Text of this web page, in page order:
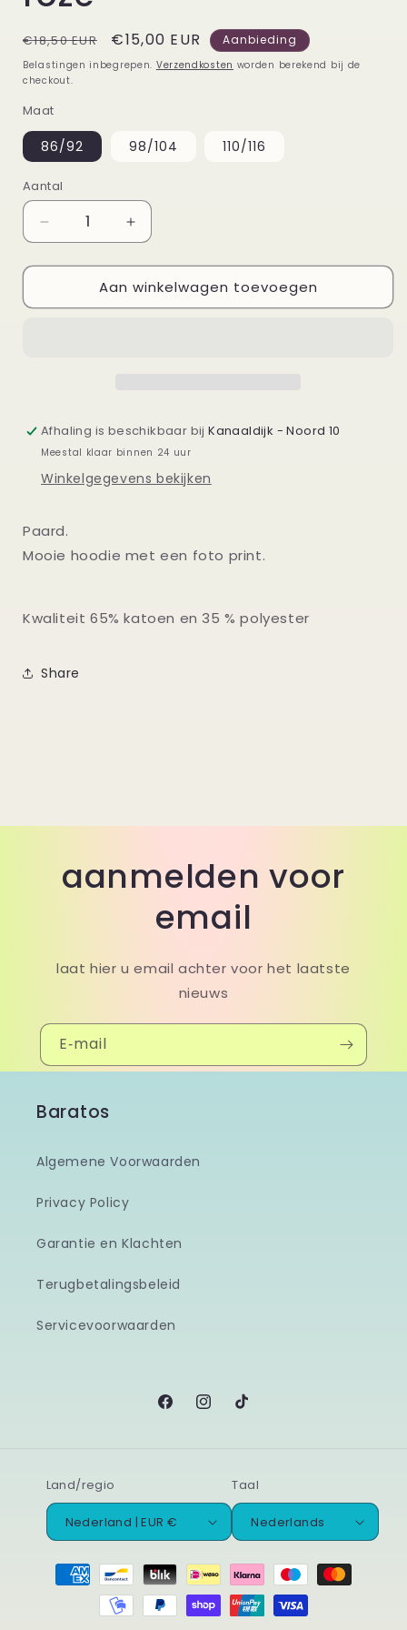
Normale
prijs
€18,50 EUR Aanbiedingsprijs
€15,00 EUR Aanbieding
Belastingen inbegrepen. Verzendkosten worden berekend bij de
checkout.
Maat
86/92 98/104 110/116
Aantal
Aantal
verlagen
voor
3
Aantal
verhogen
voor
Hoodie
3
Aan winkelwagen toevoegen
Afhaling is beschikbaar bijKanaaldijk - Noord 10
Meestal klaar binnen 24 uur
Winkelgegevens bekijken
Paard.
Mooie hoodie met een foto print.
Kwaliteit 65% katoen en 35 % polyester
Share
aanmelden voor
email
laat hier u email achter voor het laatste
nieuws
E‑mail
Baratos
Algemene Voorwaarden
Privacy Policy
Garantie en Klachten
Terugbetalingsbeleid
Servicevoorwaarden
FacebookInstagram
TikTok
Land/regio
Nederland | EUR €
Taal
Nederlands
Betaalmethoden